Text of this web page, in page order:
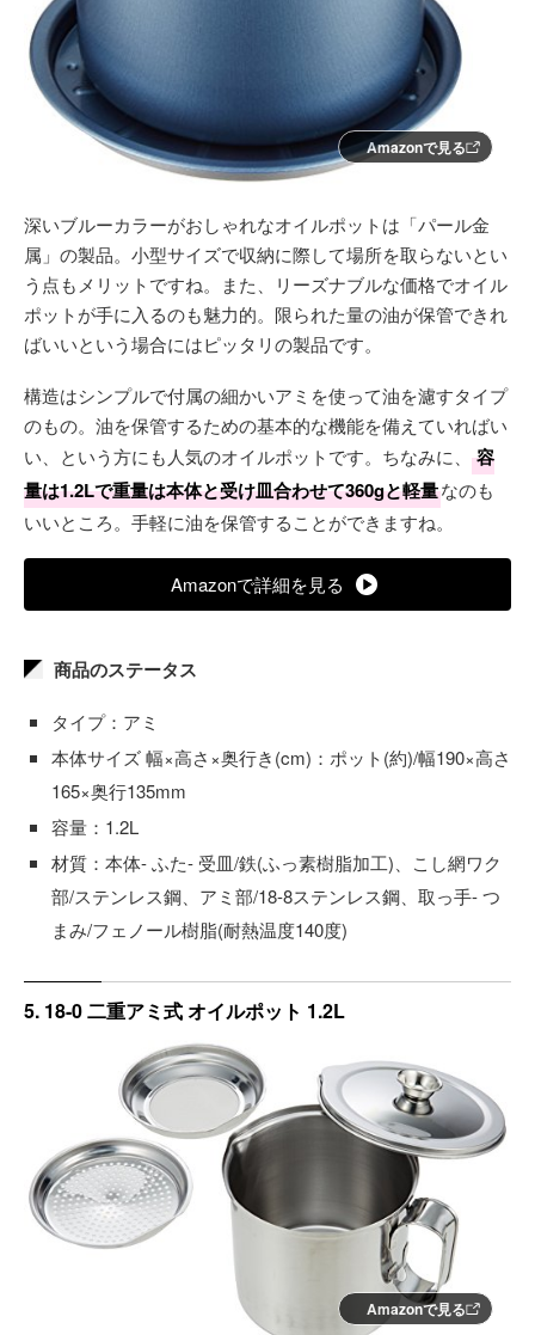
Amazonで見る
深いブルーカラーがおしゃれなオイルポットは「パール金
属」の製品。小型サイズで収納に際して場所を取らないとい
う点もメリットですね。また、リーズナブルな価格でオイル
ポットが手に入るのも魅力的。限られた量の油が保管できれ
ばいいという場合にはピッタリの製品です。
構造はシンプルで付属の細かいアミを使って油を濾すタイプ
のもの。油を保管するための基本的な機能を備えていればい
い、という方にも人気のオイルポットです。ちなみに、
容
量は1.2Lで重量は本体と受け皿合わせて360gと軽量なのも
いいところ。手軽に油を保管することができますね。
Amazonで詳細を見る
商品のステータス
タイプ：アミ
本体サイズ 幅×高さ×奥行き(cm)：ポット(約)/幅190×高さ
165×奥行135mm
容量：1.2L
材質：本体- ふた- 受皿/鉄(ふっ素樹脂加工)、こし網ワク
部/ステンレス鋼、アミ部/18-8ステンレス鋼、取っ手- つ
まみ/フェノール樹脂(耐熱温度140度)
5. 18-0 二重アミ式 オイルポット 1.2L
Amazonで見る